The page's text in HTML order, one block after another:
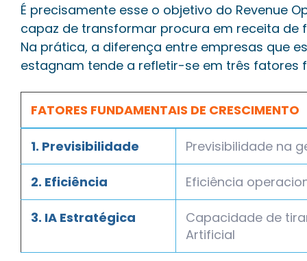
É precisamente esse o objetivo do Revenue
capaz de transformar procura em receita de
Na prática, a diferença entre empresas que
estagnam tende a refletir-se em três fatores
FATORES FUNDAMENTAIS DE CRESCIMENTO
1. Previsibilidade Previsibilidade na
2. Eficiência Eficiência
3. IA Estratégica
Capacidade de
Artificial